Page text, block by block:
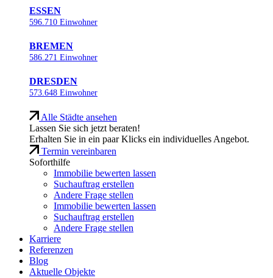
ESSEN
596.710 Einwohner
BREMEN
586.271 Einwohner
DRESDEN
573.648 Einwohner
Alle Städte ansehen
Lassen Sie sich jetzt beraten!
Erhalten Sie in ein paar Klicks ein individuelles Angebot.
Termin vereinbaren
Soforthilfe
Immobilie bewerten lassen
Suchauftrag erstellen
Andere Frage stellen
Immobilie bewerten lassen
Suchauftrag erstellen
Andere Frage stellen
Karriere
Referenzen
Blog
Aktuelle Objekte